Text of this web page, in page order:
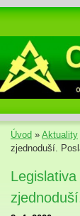
Úvod » Aktuality
zjednoduší.